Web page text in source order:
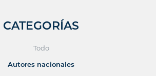
CATEGORÍAS
Todo
Autores nacionales